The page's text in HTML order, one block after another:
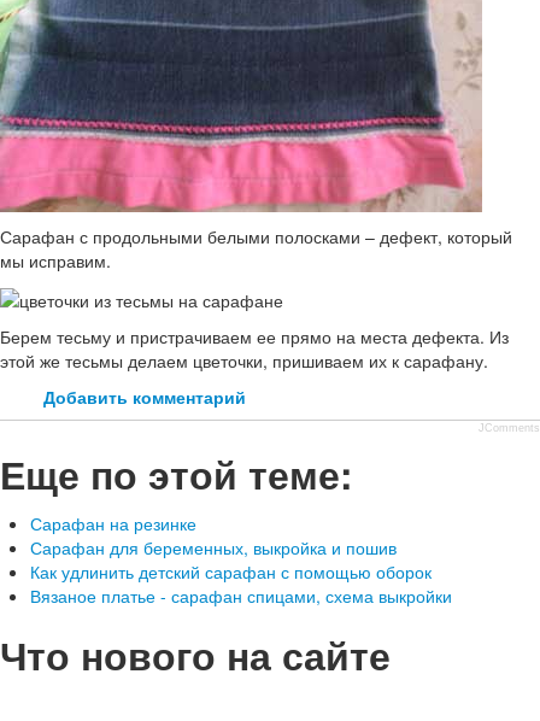
Сарафан с продольными белыми полосками – дефект, который
мы исправим.
Берем тесьму и пристрачиваем ее прямо на места дефекта. Из
этой же тесьмы делаем цветочки, пришиваем их к сарафану.
Добавить комментарий
JComments
Еще по этой теме:
Сарафан на резинке
Сарафан для беременных, выкройка и пошив
Как удлинить детский сарафан с помощью оборок
Вязаное платье - сарафан спицами, схема выкройки
Что нового на сайте